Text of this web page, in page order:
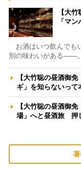
【大
「マ
お酒はいつ飲んでも
別の味わいがある――
【大竹聡の昼酒御
ギ」を知らないっ
【大竹聡の昼酒御
場」へと昼酒旅 押